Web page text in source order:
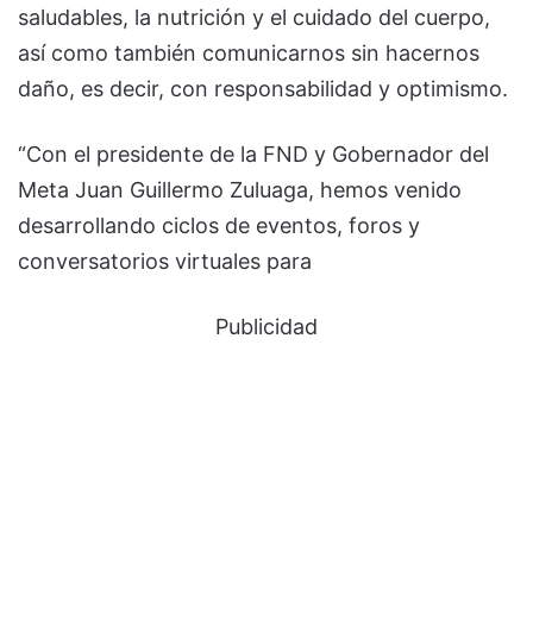
saludables, la nutrición y el cuidado del cuerpo,
así como también comunicarnos sin hacernos
daño, es decir, con responsabilidad y optimismo.
“Con el presidente de la FND y Gobernador del
Meta Juan Guillermo Zuluaga, hemos venido
desarrollando ciclos de eventos, foros y
conversatorios virtuales para
Publicidad